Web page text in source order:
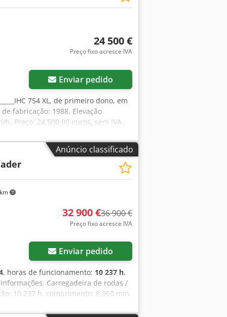
24 500 €
Preço fixo acresce IVA
Enviar pedido
754 XL, de primeiro dono, em
fabricação: 1988. Elevação
Preço: 24.500,00 euros, sem IVA.
Anúncio classificado
32 900 €36 900 €
Preço fixo acresce IVA
Enviar pedido
, horas de funcionamento: 10 237 h,
Carregadeira de rodas /
10.237 h, comprimento: 8.960 mm,
kg, motor: Case, potência do
de ré, lubrificação automática,